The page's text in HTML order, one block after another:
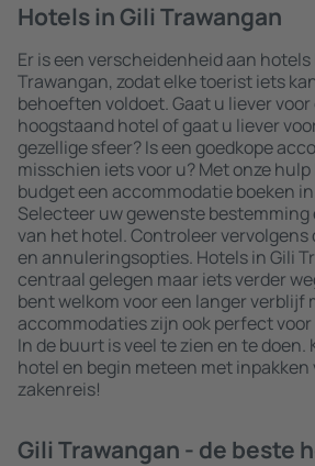
Hotels in Gili Trawangan
Er is een verscheidenheid aan
Trawangan, zodat elke toerist iets
behoeften voldoet. Gaat u liever
hoogstaand hotel of gaat u liever
gezellige sfeer? Is een goedkope
misschien iets voor u? Met onze
budget een accommodatie boeken
Selecteer uw gewenste bestemming
van het hotel. Controleer
en annuleringsopties. Hotels in Gili
centraal gelegen maar iets verder
bent welkom voor een langer verblijf
accommodaties zijn ook perfect
In de buurt is veel te zien en te doen.
hotel en begin meteen met inpakken
zakenreis!
Gili Trawangan - de beste